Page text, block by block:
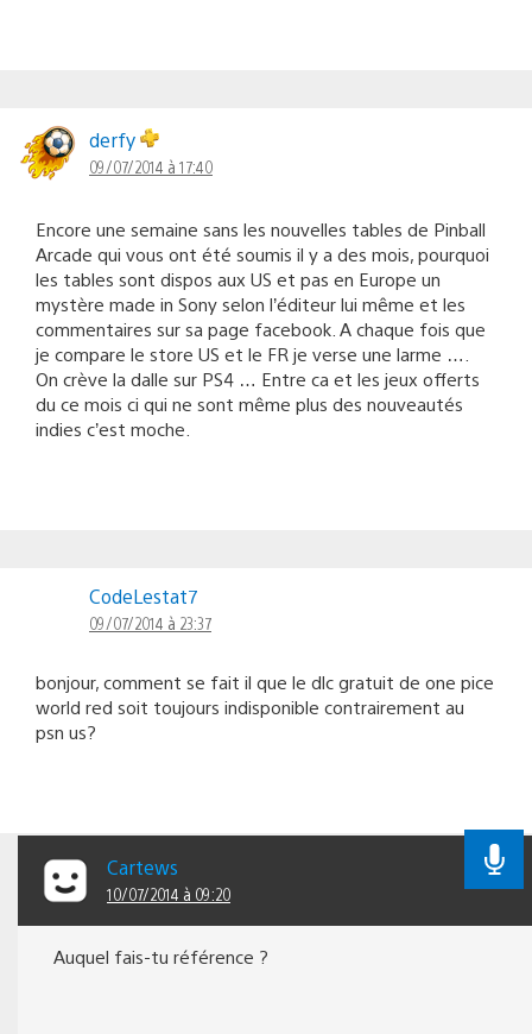
derfy
09/07/2014 à 17:40
Encore une semaine sans les nouvelles tables de Pinball
Arcade qui vous ont été soumis il y a des mois, pourquoi
les tables sont dispos aux US et pas en Europe un
mystère made in Sony selon l’éditeur lui même et les
commentaires sur sa page facebook. A chaque fois que
je compare le store US et le FR je verse une larme ….
On crève la dalle sur PS4 … Entre ca et les jeux offerts
du ce mois ci qui ne sont même plus des nouveautés
indies c’est moche.
CodeLestat7
09/07/2014 à 23:37
bonjour, comment se fait il que le dlc gratuit de one pice
world red soit toujours indisponible contrairement au
psn us?
Cartews
10/07/2014 à 09:20
Auquel fais-tu référence ?